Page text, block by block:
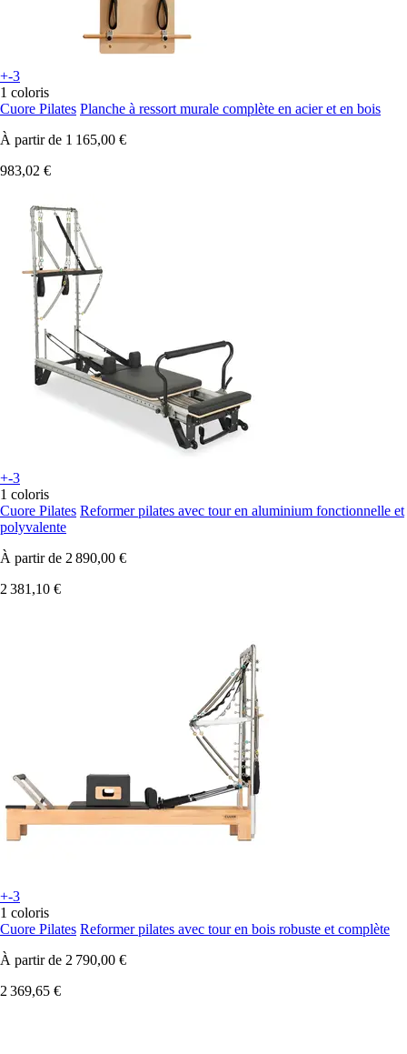
+-3
1 coloris
Cuore Pilates Planche à ressort murale complète en acier et en bois
À partir de 1 165,00 €
983,02 €
+-3
1 coloris
Cuore Pilates Reformer pilates avec tour en aluminium fonctionnelle et
polyvalente
À partir de 2 890,00 €
2 381,10 €
+-3
1 coloris
Cuore Pilates Reformer pilates avec tour en bois robuste et complète
À partir de 2 790,00 €
2 369,65 €